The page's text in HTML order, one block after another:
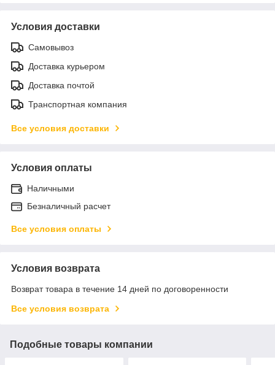
Условия доставки
Самовывоз
Доставка курьером
Доставка почтой
Транспортная компания
Все условия доставки
Условия оплаты
Наличными
Безналичный расчет
Все условия оплаты
Условия возврата
Возврат товара в течение 14 дней по договоренности
Все условия возврата
Подобные товары компании